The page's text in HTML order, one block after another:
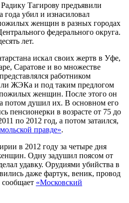
Тагирову предъявили
года убил и изнасиловал
женщин в разных городах
федерального округа.
лет.
искал своих жертв в Уфе,
Саратове и во множестве
работником
ЖЭКа и под таким предлогом
женщин. После этого он
потом душил их. В основном его
пенсионерки в возрасте от 75 до
по 2012 год, а потом затаился,
правде».
в 2012 году за четыре дня
Одну задушил поясом от
удавку. Орудиями убийства в
даже фартук, веник, провод
«Московский